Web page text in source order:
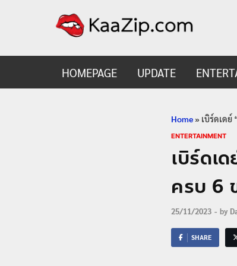
HOMEPAGE UPDATE
Home» เบิร์ดเดย์
ENTERTAINMENT
เบิร์ดเ
ครบ 6
25/11/2023 - by
SHARE